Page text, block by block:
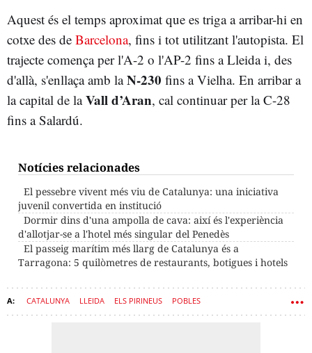
Aquest és el temps aproximat que es triga a arribar-hi en
cotxe des de Barcelona, fins i tot utilitzant l'autopista. El
trajecte comença per l'A-2 o l'AP-2 fins a Lleida i, des
d'allà, s'enllaça amb laN-230 fins a Vielha. En arribar a
la capital de laVall d’Aran, cal continuar per la C-28
fins a Salardú.
Notícies relacionades
El pessebre vivent més viu de Catalunya: una iniciativa
juvenil convertida en institució
Dormir dins d'una ampolla de cava: així és l'experiència
d'allotjar-se a l'hotel més singular del Penedès
El passeig marítim més llarg de Catalunya és a
Tarragona: 5 quilòmetres de restaurants, botigues i hotels
CATALUNYA LLEIDA ELS PIRINEUS POBLES